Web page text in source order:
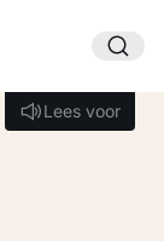
Lees voor
Lees voor